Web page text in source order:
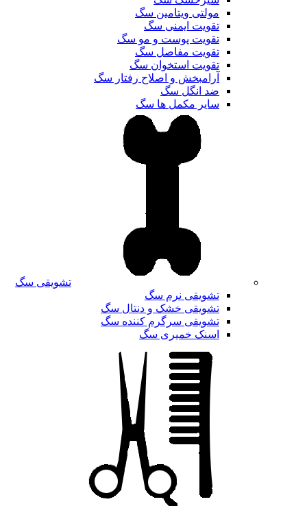
مولتی ویتامین سگ
تقویت ایمنی سگ
تقویت پوست و مو سگ
تقویت مفاصل سگ
تقویت استخوان سگ
آرامبخش و اصلاح رفتار سگ
ضد انگل سگ
سایر مکمل ها سگ
تشویقی سگ
تشویقی نرم سگ
تشویقی خشک و دنتال سگ
تشویقی سرگرم کننده سگ
اسنک خمیری سگ